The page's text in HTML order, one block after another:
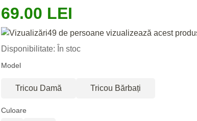
69.00 LEI
49 de persoane vizualizează acest
Disponibilitate: În stoc
Model
Tricou Damă Tricou Bărbați
Culoare